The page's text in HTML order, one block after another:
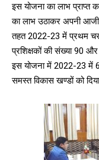
इस योजना का लाभ प्राप्त
का लाभ उठाकर अपनी
तहत 2022-23 में प्रथम
प्रशिक्षकों की संख्या 90 और
इस योजना में 2022-23 में
समस्त विकास खण्डों को